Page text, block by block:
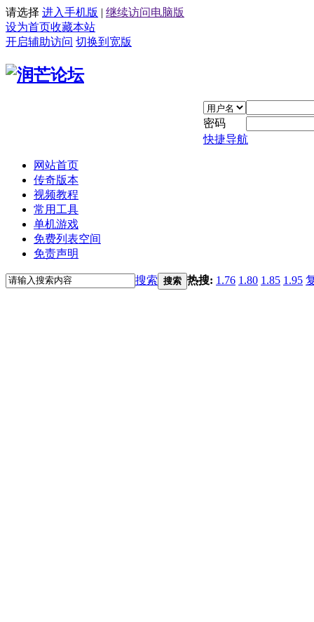
请选择 进入手机版 | 继续访问电脑版
设为首页收藏本站
开启辅助访问 切换到宽版
密码
快捷导航
网站首页
传奇版本
视频教程
常用工具
单机游戏
免费列表空间
免责声明
搜索 搜索 热搜: 1.76 1.80 1.85 1.95